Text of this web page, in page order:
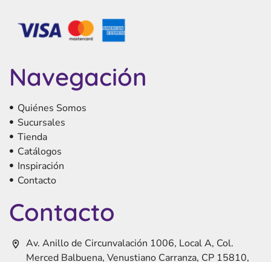
Navegación
Quiénes Somos
Sucursales
Tienda
Catálogos
Inspiración
Contacto
Contacto
Av. Anillo de Circunvalación 1006, Local A, Col.
Merced Balbuena, Venustiano Carranza, CP 15810,